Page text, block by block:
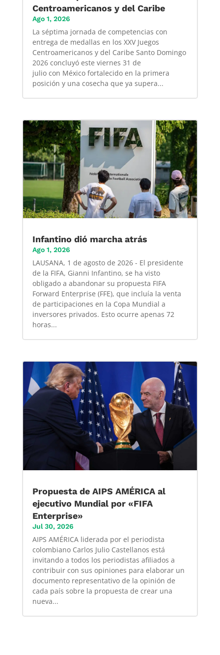
Centroamericanos y del Caribe
Ago 1, 2026
La séptima jornada de competencias con
entrega de medallas en los XXV Juegos
Centroamericanos y del Caribe Santo Domingo
2026 concluyó este viernes 31 de
julio con México fortalecido en la primera
posición y una cosecha que ya supera...
Infantino dió marcha atrás
Ago 1, 2026
LAUSANA, 1 de agosto de 2026 - El presidente
de la FIFA, Gianni Infantino, se ha visto
obligado a abandonar su propuesta FIFA
Forward Enterprise (FFE), que incluía la venta
de participaciones en la Copa Mundial a
inversores privados. Esto ocurre apenas 72
horas...
Propuesta de AIPS AMÉRICA al
ejecutivo Mundial por «FIFA
Enterprise»
Jul 30, 2026
AIPS AMÉRICA liderada por el periodista
colombiano Carlos Julio Castellanos está
invitando a todos los periodistas afiliados a
contribuir con sus opiniones para elaborar un
documento representativo de la opinión de
cada país sobre la propuesta de crear una
nueva...